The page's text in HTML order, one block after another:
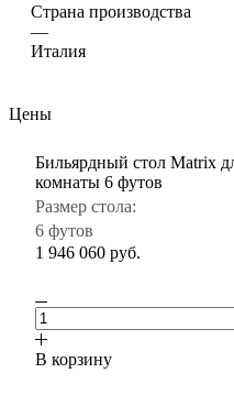
Страна производства
—
Италия
Цены
Бильярдный стол Matrix
комнаты 6 футов
Размер стола:
6 футов
1 946 060 руб.
В корзину